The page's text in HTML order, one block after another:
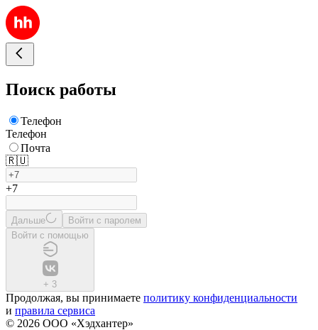
Поиск работы
Телефон
Телефон
Почта
🇷🇺
+7
Дальше
Войти с паролем
Войти с помощью
+ 3
Продолжая, вы принимаете политику конфиденциальности
и правила сервиса
© 2026 ООО «Хэдхантер»